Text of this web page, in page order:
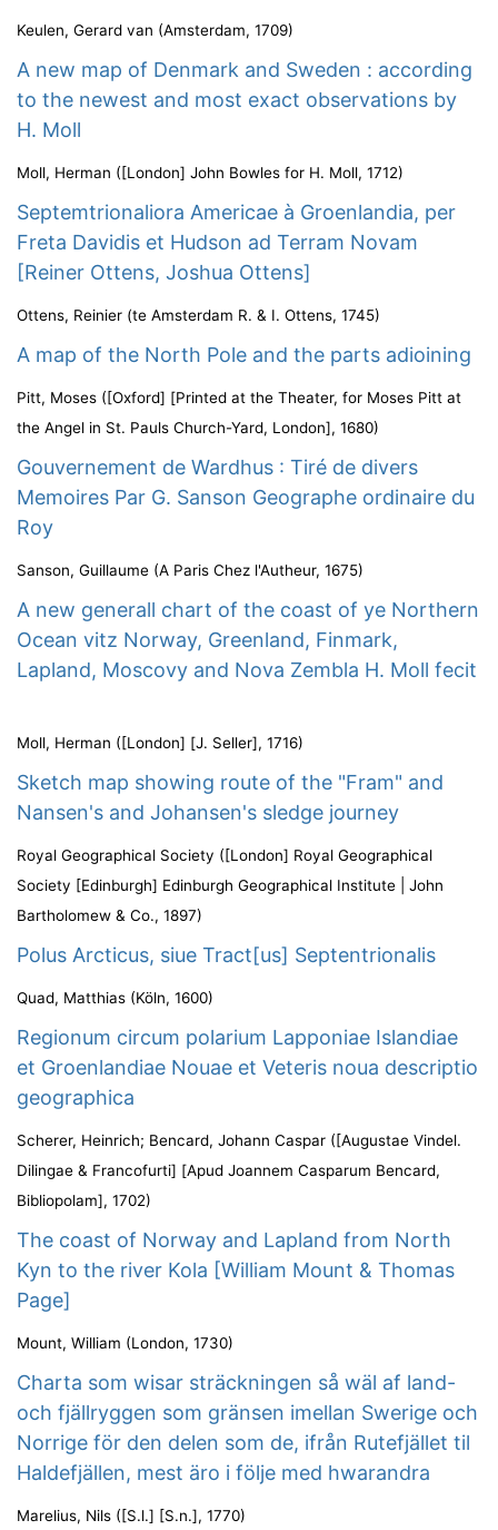
Keulen, Gerard van (Amsterdam, 1709)
A new map of Denmark and Sweden : according
to the newest and most exact observations by
H. Moll
Moll, Herman ([London] John Bowles for H. Moll, 1712)
Septemtrionaliora Americae à Groenlandia, per
Freta Davidis et Hudson ad Terram Novam
[Reiner Ottens, Joshua Ottens]
Ottens, Reinier (te Amsterdam R. & I. Ottens, 1745)
A map of the North Pole and the parts adioining
Pitt, Moses ([Oxford] [Printed at the Theater, for Moses Pitt at
the Angel in St. Pauls Church-Yard, London], 1680)
Gouvernement de Wardhus : Tiré de divers
Memoires Par G. Sanson Geographe ordinaire du
Roy
Sanson, Guillaume (A Paris Chez l'Autheur, 1675)
A new generall chart of the coast of ye Northern
Ocean vitz Norway, Greenland, Finmark,
Lapland, Moscovy and Nova Zembla H. Moll fecit
Moll, Herman ([London] [J. Seller], 1716)
Sketch map showing route of the "Fram" and
Nansen's and Johansen's sledge journey
Royal Geographical Society ([London] Royal Geographical
Society [Edinburgh] Edinburgh Geographical Institute | John
Bartholomew & Co., 1897)
Polus Arcticus, siue Tract[us] Septentrionalis
Quad, Matthias (Köln, 1600)
Regionum circum polarium Lapponiae Islandiae
et Groenlandiae Nouae et Veteris noua descriptio
geographica
Scherer, Heinrich; Bencard, Johann Caspar ([Augustae Vindel.
Dilingae & Francofurti] [Apud Joannem Casparum Bencard,
Bibliopolam], 1702)
The coast of Norway and Lapland from North
Kyn to the river Kola [William Mount & Thomas
Page]
Mount, William (London, 1730)
Charta som wisar sträckningen så wäl af land-
och fjällryggen som gränsen imellan Swerige och
Norrige för den delen som de, ifrån Rutefjället til
Haldefjällen, mest äro i följe med hwarandra
Marelius, Nils ([S.l.] [S.n.], 1770)